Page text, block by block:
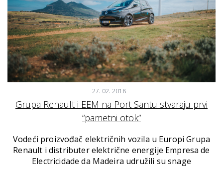
27. 02. 2018
Grupa Renault i EEM na Port Santu stvaraju prvi
“pametni otok”
Vodeći proizvođač električnih vozila u Europi Grupa
Renault i distributer električne energije Empresa de
Electricidade da Madeira udružili su snage